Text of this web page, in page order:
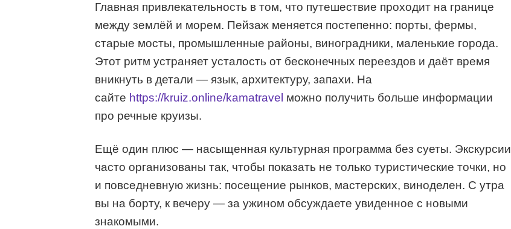
Главная привлекательность в том, что путешествие проходит на границе
между землёй и морем. Пейзаж меняется постепенно: порты, фермы,
старые мосты, промышленные районы, виноградники, маленькие города.
Этот ритм устраняет усталость от бесконечных переездов и даёт время
вникнуть в детали — язык, архитектуру, запахи. На
сайте https://kruiz.online/kamatravel можно получить больше информации
про речные круизы.
Ещё один плюс — насыщенная культурная программа без суеты. Экскурсии
часто организованы так, чтобы показать не только туристические точки, но
и повседневную жизнь: посещение рынков, мастерских, виноделен. С утра
вы на борту, к вечеру — за ужином обсуждаете увиденное с новыми
знакомыми.